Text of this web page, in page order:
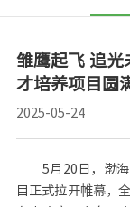
雏鹰起飞 追光
才培养项目圆
2025-05-24
5月20日，渤
目正式拉开帷幕，